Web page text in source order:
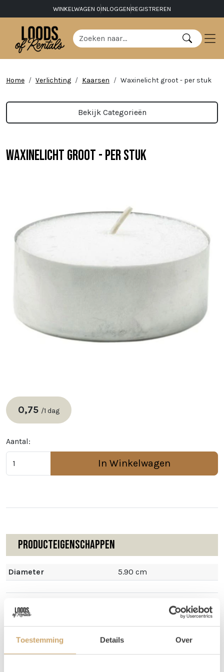
Toestemming Details Over
WINKELWAGEN 0 INLOGGEN REGISTREREN
Home Verlichting Kaarsen Waxinelicht groot - per stuk
Bekijk Categorieën
Waxinelicht groot - per stuk
0,75 /1 dag
Aantal:
In Winkelwagen
Producteigenschappen
Diameter 5.90 cm
Omschrijving
Grote waxinelichtjes voor in onze kandelaren en